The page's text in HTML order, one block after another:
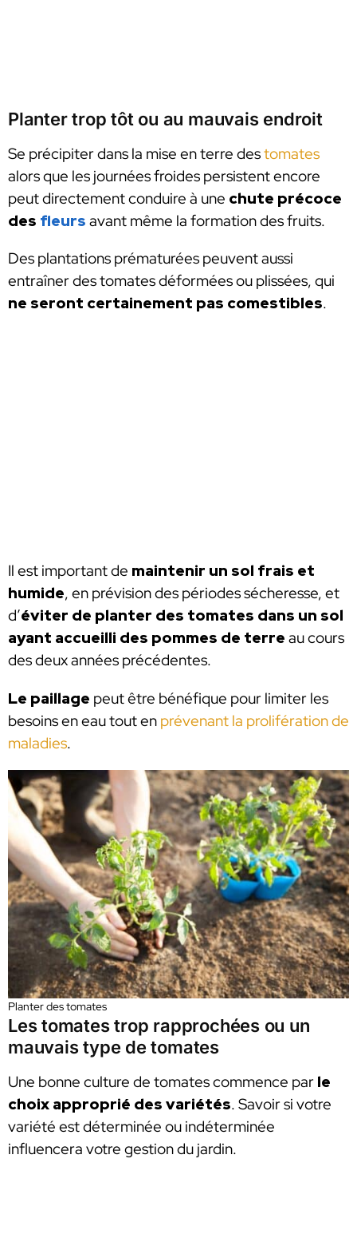
Planter trop tôt ou au mauvais endroit
Se précipiter dans la mise en terre destomates
alors que les journées froides persistent encore
peut directement conduire à une chute précoce
des fleurs avant même la formation des fruits.
Des plantations prématurées peuvent aussi
entraîner des tomates déformées ou plissées, qui
ne seront certainement pas comestibles.
Il est important de maintenir un sol frais et
humide, en prévision des périodes sécheresse, et
d’éviter de planter des tomates dans un sol
ayant accueilli des pommes de terre au cours
des deux années précédentes.
Le paillage peut être bénéfique pour limiter les
besoins en eau tout en prévenant la prolifération de
maladies.
Planter des tomates
Les tomates trop rapprochées ou un
mauvais type de tomates
Une bonne culture de tomates commence par le
choix approprié des variétés. Savoir si votre
variété est déterminée ou indéterminée
influencera votre gestion du jardin.